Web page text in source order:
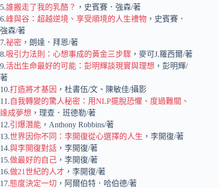
5.誰搬走了我的乳酪？ ，史賓賽．強森/著
6.峰與谷：超越逆境、享受順境的人生禮物 ，史賓賽．
強森/著
7.祕密 ，朗達．拜恩/著
8.吸引力法則：心想事成的黃金三步驟 ，麥可J.羅西爾/著
9.活出生命最好的可能：彭明輝談現實與理想 ，彭明輝/
著
10.打造將才基因 ，杜書伍/文、陳敏佳/攝影
11.自我轉變的驚人秘密：用NLP擺脫恐懼、度過難關、
達成夢想 ，理查．班德勒/著
12.引爆潛能 ，Anthony Robbins/著
13.世界因你不同：李開復從心選擇的人生 ，李開復/著
14.與李開復對話 ，李開復/著
15.做最好的自己 ，李開復/著
16.做21世紀的人才 ，李開復/著
17.態度決定一切 ，阿爾伯特．哈伯德/著